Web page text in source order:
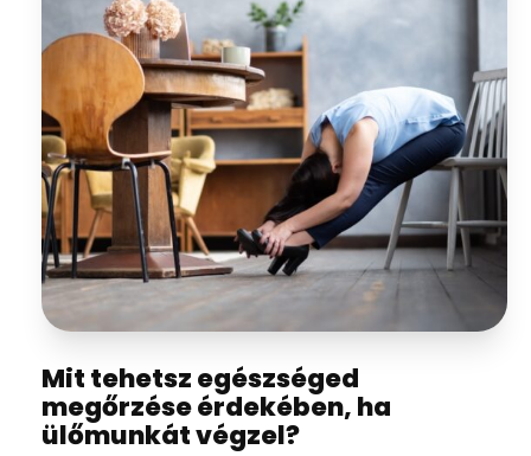
Mit tehetsz egészséged
megőrzése érdekében, ha
ülőmunkát végzel?